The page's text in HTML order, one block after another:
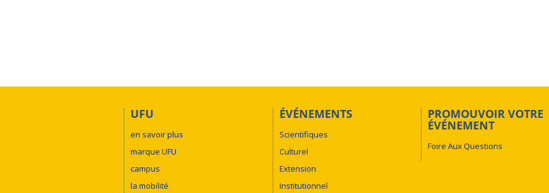
UFU
en savoir plus
marque UFU
campus
la mobilité
ÉVÉNEMENTS
Scientifiques
Culturel
Extension
Institutionnel
PROMOUVOIR VOTRE
ÉVÉNEMENT
Foire Aux Questions